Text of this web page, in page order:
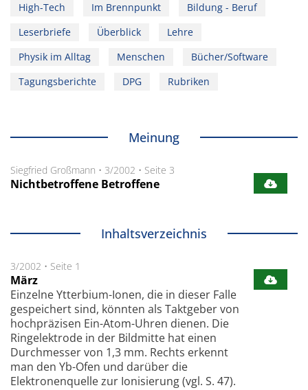
High-Tech
Im Brennpunkt
Bildung - Beruf
Leserbriefe
Überblick
Lehre
Physik im Alltag
Menschen
Bücher/Software
Tagungsberichte
DPG Rubriken
Meinung
Siegfried Großmann • 3/2002 • Seite 3
Nichtbetroffene Betroffene
Inhaltsverzeichnis
3/2002 • Seite 1
März
Einzelne Ytterbium-Ionen, die in dieser Falle
gespeichert sind, könnten als Taktgeber von
hochpräzisen Ein-Atom-Uhren dienen. Die
Ringelektrode in der Bildmitte hat einen
Durchmesser von 1,3 mm. Rechts erkennt
man den Yb-Ofen und darüber die
Elektronenquelle zur Ionisierung (vgl. S. 47).